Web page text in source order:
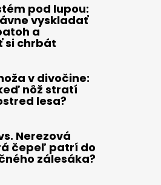
pod lupou:
vyskladať
a
si chrbát
v divočine:
nôž stratí
lesa?
Nerezová
čepeľ patrí do
zálesáka?